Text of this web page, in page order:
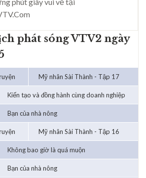
phút giây vui vẻ tại
phát sóng VTV2 ngày
Mỹ nhân Sài Thành - Tập 17
Kiến tạo và đồng hành cùng doanh nghiệp
Bạn của nhà nông
Mỹ nhân Sài Thành - Tập 16
Không bao giờ là quá muộn
Bạn của nhà nông